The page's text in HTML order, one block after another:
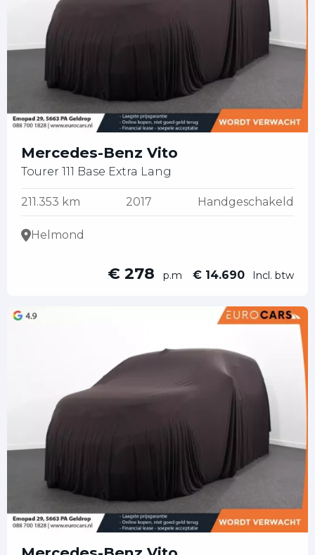
Mercedes-Benz Vito
Tourer 111 Base Extra Lang
211.353 km 2017 Handgeschakeld
Helmond
€ 278 p.m € 14.690 Incl. btw